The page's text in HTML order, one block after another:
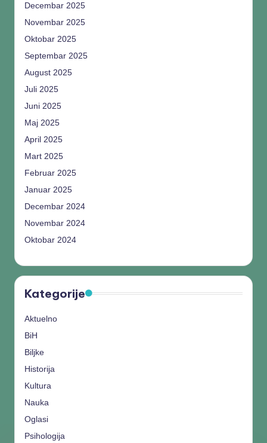
Decembar 2025
Novembar 2025
Oktobar 2025
Septembar 2025
August 2025
Juli 2025
Juni 2025
Maj 2025
April 2025
Mart 2025
Februar 2025
Januar 2025
Decembar 2024
Novembar 2024
Oktobar 2024
Kategorije
Aktuelno
BiH
Biljke
Historija
Kultura
Nauka
Oglasi
Psihologija